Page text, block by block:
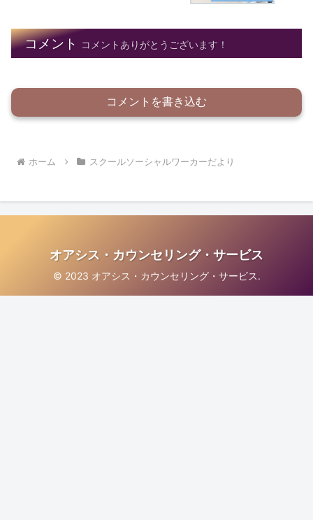
コメント コメントありがとうございます！
コメントを書き込む
ホーム スクールソーシャルワーカーだより
オアシス・カウンセリング・サービス
© 2023 オアシス・カウンセリング・サービス.